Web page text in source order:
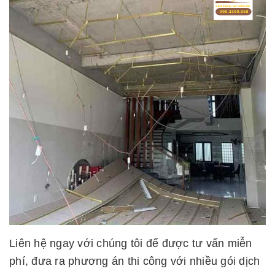
Liên hệ ngay với chúng tôi để được tư vấn miễn
phí, đưa ra phương án thi công với nhiều gói dịch